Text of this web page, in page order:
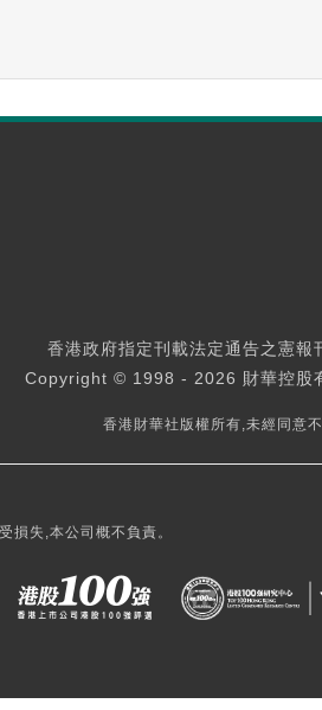
香港政府指定刊載法定通告之憲報
Copyright © 1998 - 2026 財華控股
香港財華社版權所有,未經同意不
損失,本公司概不負責。